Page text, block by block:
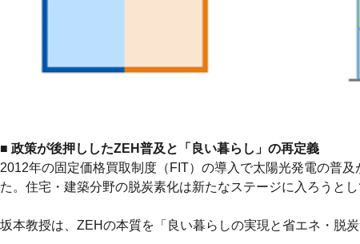
■ 政策が後押ししたZEH普及と「良い暮らし」の再定義
2012年の固定価格買取制度（FIT）の導入で太陽光発電の普
た。住宅・建築分野の脱炭素化は新たなステージに入ろうとし
坂本教授は、ZEHの本質を「良い暮らしの実現と省エネ・脱